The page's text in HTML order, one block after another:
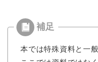
本では特殊資料と一